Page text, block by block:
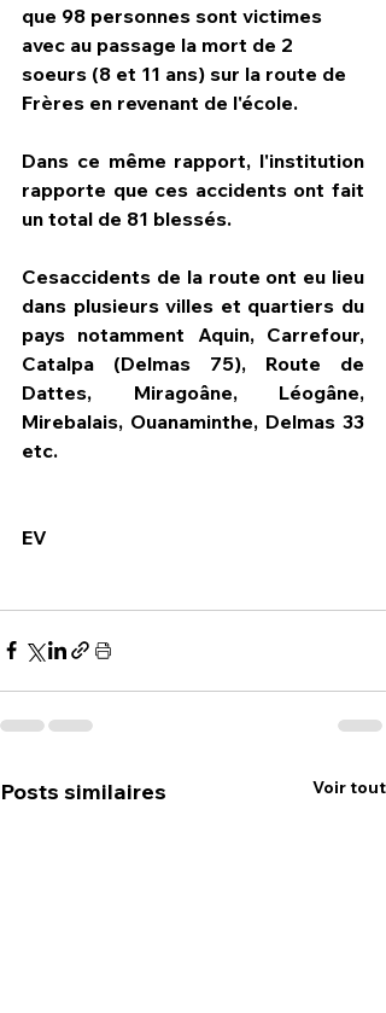
que 98 personnes sont victimes
avec au passage la mort de 2
soeurs (8 et 11 ans) sur la route de
Frères en revenant de l'école.
Dans ce même rapport, l'institution
rapporte que ces accidents ont fait
un total de 81 blessés.
Cesaccidents de la route ont eu lieu
dans plusieurs villes et quartiers du
pays notamment Aquin, Carrefour,
Catalpa (Delmas 75), Route de
Dattes, Miragoâne, Léogâne,
Mirebalais, Ouanaminthe, Delmas 33
etc.
EV
Posts similaires Voir tout